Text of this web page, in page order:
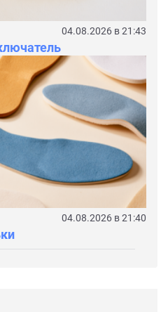
04.08.2026 в 21:43
04.08.2026 в 21:40